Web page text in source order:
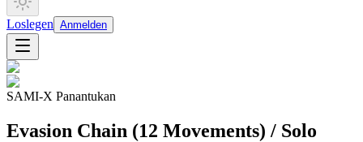
Loslegen Anmelden
SAMI-X Panantukan
Evasion Chain (12 Movements) / Solo